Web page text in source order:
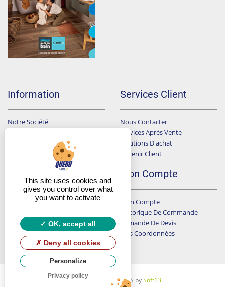
Information
Notre Société
Données Personnelles
Services Client
Nous Contacter
Services Après Vente
Solutions D'achat
Devenir Client
A Qui Dois-Je Envoyer Ma Demande De Devis ?
LIVREZ VOUS SUR CHANTIER ?
Y A T-IL UN SUIVI DES CHANTIERS ?
Mon Compte
Mon Compte
Historique De Commande
Demande De Devis
Mes Coordonnées
Copyright © 2026 QUERU DISTRIBUTION SAS bySoft13.
This site uses cookies and
gives you control over what
you want to activate
OK, accept all
Deny all cookies
Personalize
Privacy policy